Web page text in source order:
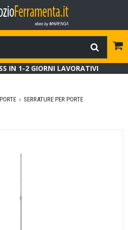
IN 1-2 GIORNI LAVORATIVI
SERRATURE PER PORTE